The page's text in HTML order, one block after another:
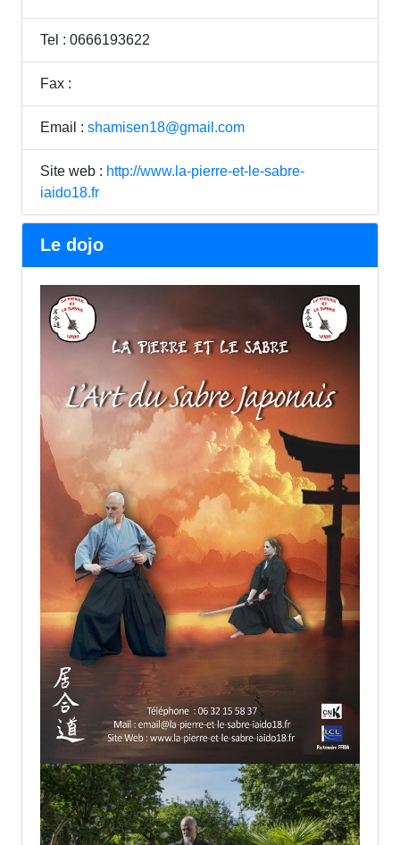
Tel : 0666193622
Fax :
Email : shamisen18@gmail.com
Site web : http://www.la-pierre-et-le-sabre-
iaido18.fr
Le dojo